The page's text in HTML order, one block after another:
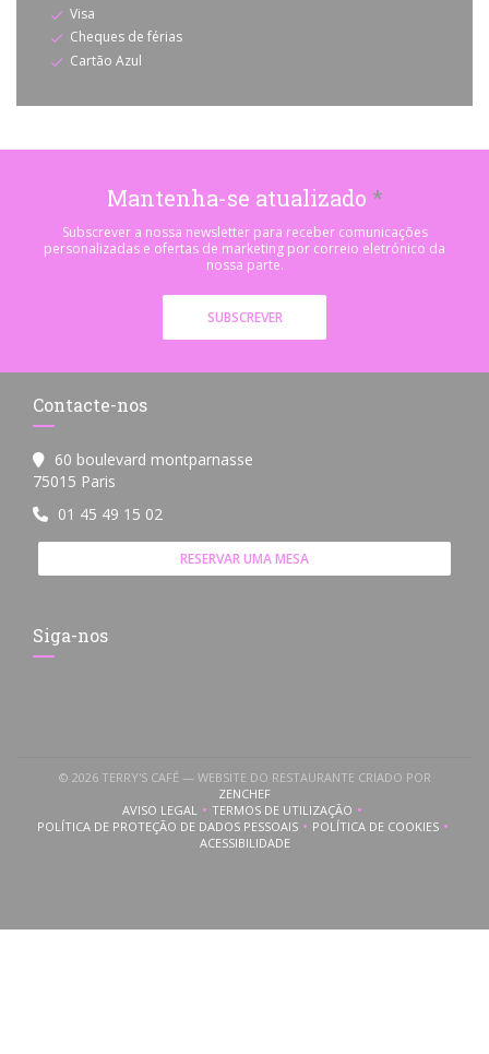
Visa
Cheques de férias
Cartão Azul
Mantenha-se atualizado *
Subscrever a nossa newsletter para receber comunicações
personalizadas e ofertas de marketing por correio eletrónico da
nossa parte.
SUBSCREVER
Contacte-nos
60 boulevard montparnasse
75015 Paris
01 45 49 15 02
RESERVAR UMA MESA
Siga-nos
© 2026 TERRY'S CAFÉ — WEBSITE DO RESTAURANTE CRIADO POR
ZENCHEF((ABRE NUMA NOVA JANELA))
AVISO LEGAL((ABRE NUMA NOVA JANELA))
TERMOS DE UTILIZAÇÃO((ABRE NUMA NOVA JANELA))
POLÍTICA DE PROTEÇÃO DE DADOS PESSOAIS
((ABRE NUMA NOVA JANELA))POLÍTICA DE COOKIES
((ABRE NUMA
ACESSIBILIDADE((ABRE NUMA NOVA JANELA))